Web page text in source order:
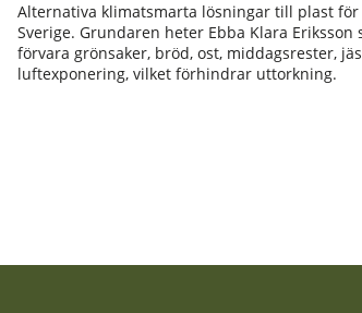
Alternativa klimatsmarta lösningar till plast
Sverige. Grundaren heter Ebba Klara
förvara grönsaker, bröd, ost, middagsrester,
luftexponering, vilket förhindrar uttorkning.